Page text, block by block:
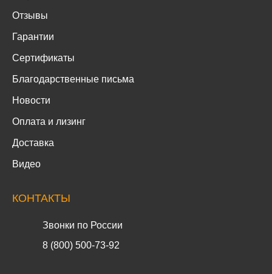
Отзывы
Гарантии
Сертификаты
Благодарственные письма
Новости
Оплата и лизинг
Доставка
Видео
КОНТАКТЫ
Звонки по России
8 (800) 500-73-92